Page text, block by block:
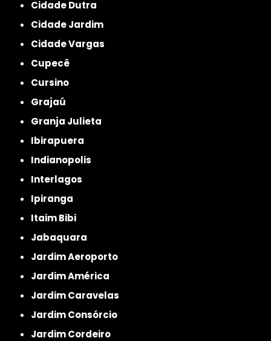
Cidade Dutra
Cidade Jardim
Cidade Vargas
Cupecê
Cursino
Grajaú
Granja Julieta
Ibirapuera
Indianopolis
Interlagos
Ipiranga
Itaim Bibi
Jabaquara
Jardim Aeroporto
Jardim América
Jardim Caravelas
Jardim Consórcio
Jardim Cordeiro